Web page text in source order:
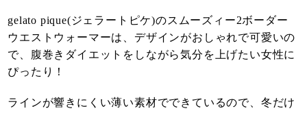
gelato pique(ジェラートピケ)のスムーズィー2ボーダー
ウエストウォーマーは、デザインがおしゃれで可愛いの
で、腹巻きダイエットをしながら気分を上げたい女性に
ぴったり！
ラインが響きにくい薄い素材でできているので、冬だけ